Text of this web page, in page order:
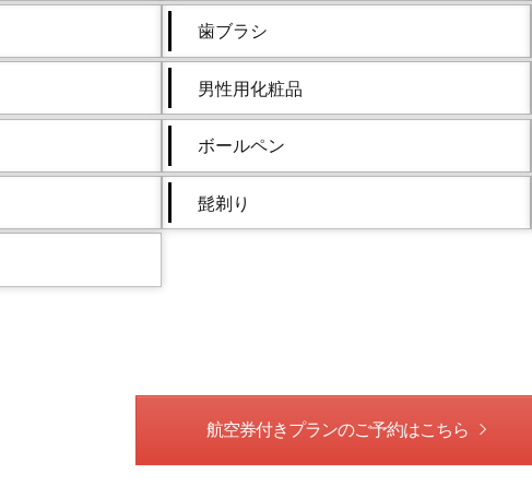
歯ブラシ
男性用化粧品
ボールペン
髭剃り
航空券付きプランのご予約はこちら